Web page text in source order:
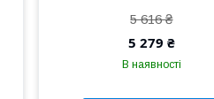
5 616 ₴
5 279 ₴
В наявності